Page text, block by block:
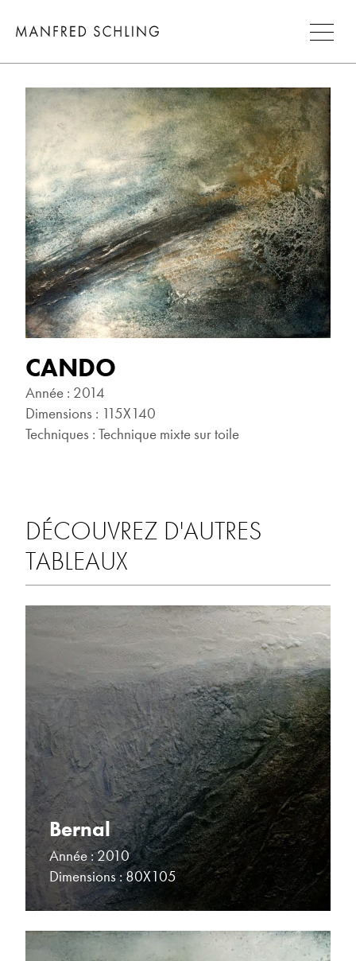
CANDO
Année : 2014
Dimensions : 115X140
Techniques : Technique mixte sur toile
DÉCOUVREZ D'AUTRES
TABLEAUX
Bernal
Année : 2010
Dimensions : 80X105